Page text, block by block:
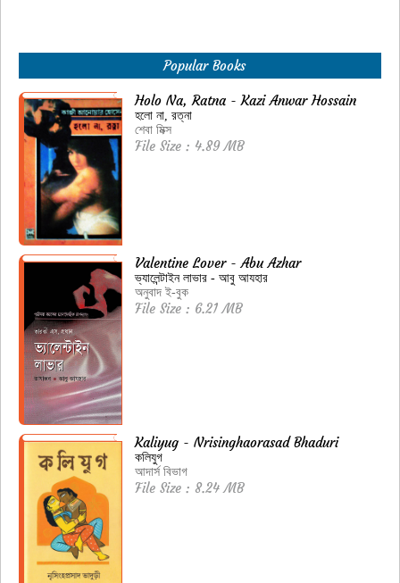
Popular Books
Holo Na, Ratna - Kazi Anwar Hossain
হলো না, রত্না
শেবা মিক্স
File Size : 4.89 MB
Valentine Lover - Abu Azhar
ভ্যালেন্টাইন লাভার - আবু আযহার
অনুবাদ ই-বুক
File Size : 6.21 MB
Kaliyug - Nrisinghaorasad Bhaduri
কলিযুগ
আদার্স বিভাগ
File Size : 8.24 MB